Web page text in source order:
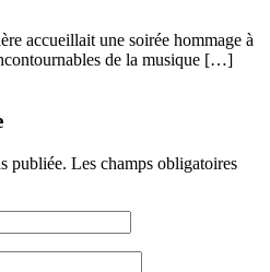
accueillait une soirée hommage à
de la musique […]
publiée. Les champs obligatoires